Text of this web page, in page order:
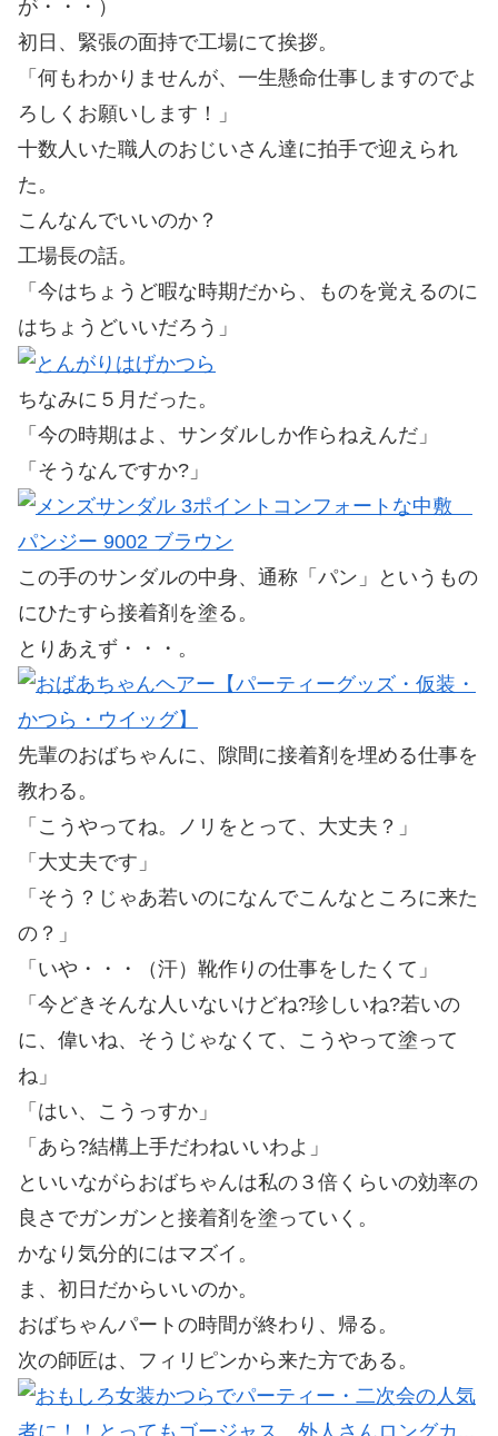
が・・・）
初日、緊張の面持で工場にて挨拶。
「何もわかりませんが、一生懸命仕事しますのでよ
ろしくお願いします！」
十数人いた職人のおじいさん達に拍手で迎えられ
た。
こんなんでいいのか？
工場長の話。
「今はちょうど暇な時期だから、ものを覚えるのに
はちょうどいいだろう」
ちなみに５月だった。
「今の時期はよ、サンダルしか作らねえんだ」
「そうなんですか?」
この手のサンダルの中身、通称「パン」というもの
にひたすら接着剤を塗る。
とりあえず・・・。
先輩のおばちゃんに、隙間に接着剤を埋める仕事を
教わる。
「こうやってね。ノリをとって、大丈夫？」
「大丈夫です」
「そう？じゃあ若いのになんでこんなところに来た
の？」
「いや・・・（汗）靴作りの仕事をしたくて」
「今どきそんな人いないけどね?珍しいね?若いの
に、偉いね、そうじゃなくて、こうやって塗って
ね」
「はい、こうっすか」
「あら?結構上手だわねいいわよ」
といいながらおばちゃんは私の３倍くらいの効率の
良さでガンガンと接着剤を塗っていく。
かなり気分的にはマズイ。
ま、初日だからいいのか。
おばちゃんパートの時間が終わり、帰る。
次の師匠は、フィリピンから来た方である。